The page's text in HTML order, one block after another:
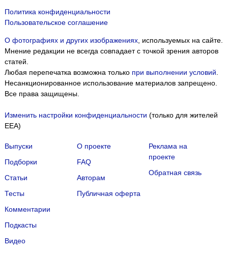
Политика конфиденциальности
Пользовательское соглашение
О фотографиях и других изображениях, используемых на сайте.
Мнение редакции не всегда совпадает с точкой зрения авторов
статей.
Любая перепечатка возможна только при выполнении условий.
Несанкционированное использование материалов запрещено.
Все права защищены.
Изменить настройки конфиденциальности (только для жителей
EEA)
Выпуски
Подборки
Статьи
Тесты
Комментарии
Подкасты
Видео
О проекте
FAQ
Авторам
Публичная оферта
Реклама на
проекте
Обратная связь